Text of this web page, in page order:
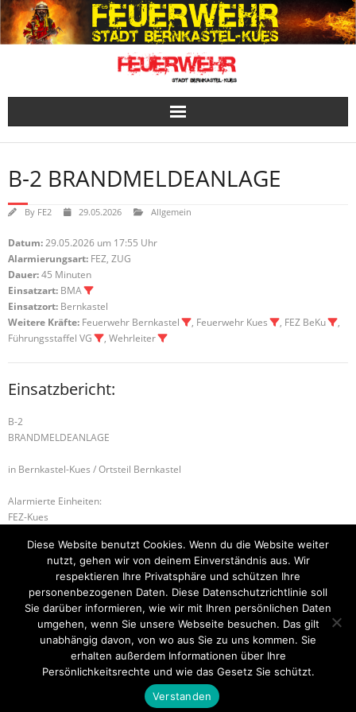
Skip
to
content
B-2 BRANDMELDEANLAGE
By FE2 29.05.2026 Allgemein
Datum:29.05.2026 um 17:55 Uhr
Alarmierungsart: FEZ, ZUG
Dauer:45 Minuten
Einsatzart: BMA
Einsatzort: Bernkastel
Weitere Kräfte: Feuerwehr Bernkastel , Feuerwehr Kues , FEZ BeKu
,
Führungsstaffel VG
, Wehrleiter
Einsatzbericht:
B-2
BRANDMELDEANLAGE
in Bernkastel-Kues / Ortsteil Bernkastel
Alarmierte Einheiten:
FEZ-Kues
Führungsstaffel-BeKu
H-2 UNTERSTÜTZUNG RETTUNGSDIENST H-1 TIERRETTUNG
Startseite Einsätze Mitglied werden Über uns
Kontakt
Think Up Themes Ltd. Powered by
Diese Website benutzt Cookies. Wenn du die Website weiter
nutzt, gehen wir von deinem Einverständnis aus. Wir
respektieren Ihre Privatsphäre und schützen Ihre
personenbezogenen Daten. Diese Datenschutzrichtlinie soll
Sie darüber informieren, wie wir mit Ihren persönlichen Daten
umgehen, wenn Sie unsere Webseite besuchen. Das gilt
unabhängig davon, von wo aus Sie zu uns kommen. Sie
erhalten außerdem Informationen über Ihre
Persönlichkeitsrechte und wie das Gesetz Sie schützt.
Verstanden